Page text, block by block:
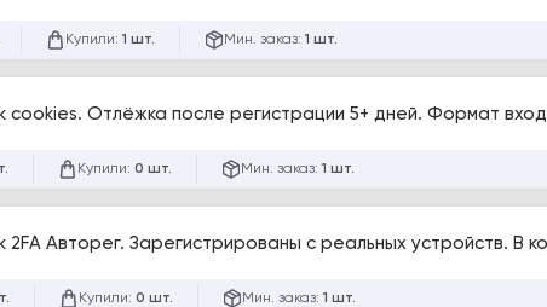
Купили: 1 шт. Мин. заказ: 1 шт.
cookies. Отлёжка после регистрации 5+ дней. Формат
Купили: 0 шт. Мин. заказ: 1 шт.
2FA Авторег. Зарегистрированы с реальных устройств. В
Купили: 0 шт. Мин. заказ: 1 шт.